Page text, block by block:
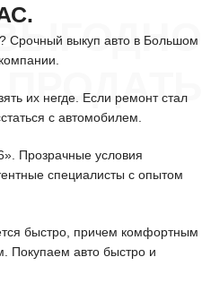
ПРОДАТЬ
Срочный выкуп авто в Большом
их негде. Если ремонт стал
с автомобилем.
Прозрачные условия
специалисты с опытом
быстро, причем комфортным
Покупаем авто быстро и